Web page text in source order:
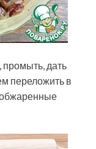
промыть, дать
переложить в
обжаренные